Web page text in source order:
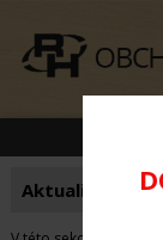
Aktuality